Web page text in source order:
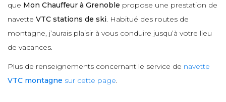
que Mon Chauffeur à Grenoble propose une prestation de
navette VTC stations de ski. Habitué des routes de
montagne, j’aurais plaisir à vous conduire jusqu’à votre lieu
de vacances.
Plus de renseignements concernant le service de navette
VTC montagne sur cette page.